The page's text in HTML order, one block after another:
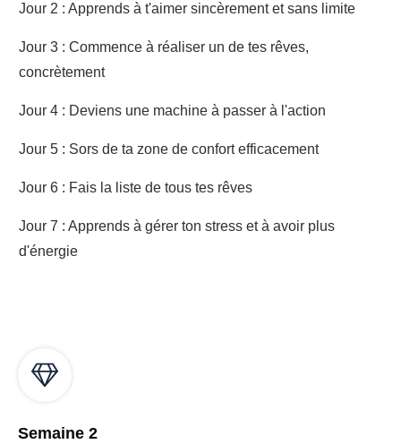
Jour 2 : Apprends à t'aimer sincèrement et sans limite
Jour 3 : Commence à réaliser un de tes rêves,
concrètement
Jour 4 : Deviens une machine à passer à l'action
Jour 5 : Sors de ta zone de confort efficacement
Jour 6 : Fais la liste de tous tes rêves
Jour 7 : Apprends à gérer ton stress et à avoir plus
d'énergie
Semaine 2